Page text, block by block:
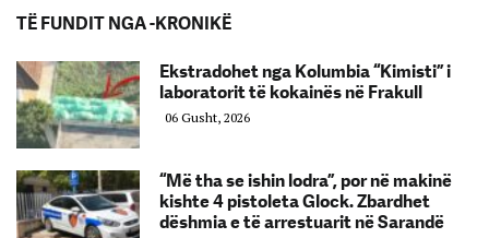
TË FUNDIT NGA -KRONIKË
Ekstradohet nga Kolumbia “Kimisti” i
laboratorit të kokainës në Frakull
06 Gusht, 2026
“Më tha se ishin lodra”, por në makinë
kishte 4 pistoleta Glock. Zbardhet
dëshmia e të arrestuarit në Sarandë